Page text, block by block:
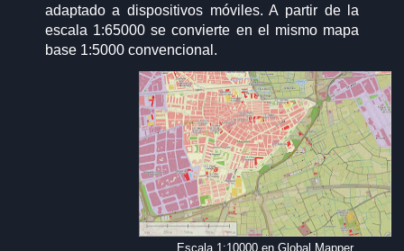
adaptado a dispositivos móviles. A partir de la
escala 1:65000 se convierte en el mismo mapa
base 1:5000 convencional.